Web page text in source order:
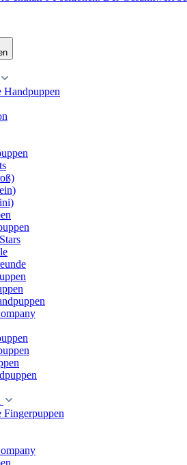
Handpuppen
Fingerpuppen